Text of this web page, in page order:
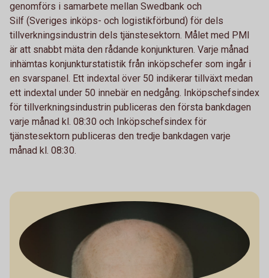
genomförs i samarbete mellan Swedbank och
Silf (Sveriges inköps- och logistikförbund) för dels
tillverkningsindustrin dels tjänstesektorn. Målet med PMI
är att snabbt mäta den rådande konjunkturen. Varje månad
inhämtas konjunkturstatistik från inköpschefer som ingår i
en svarspanel. Ett indextal över 50 indikerar tillväxt medan
ett indextal under 50 innebär en nedgång. Inköpschefsindex
för tillverkningsindustrin publiceras den första bankdagen
varje månad kl. 08:30 och Inköpschefsindex för
tjänstesektorn publiceras den tredje bankdagen varje
månad kl. 08:30.